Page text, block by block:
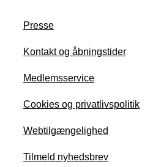
Presse
Kontakt og åbningstider
Medlemsservice
Cookies og privatlivspolitik
Webtilgængelighed
Tilmeld nyhedsbrev